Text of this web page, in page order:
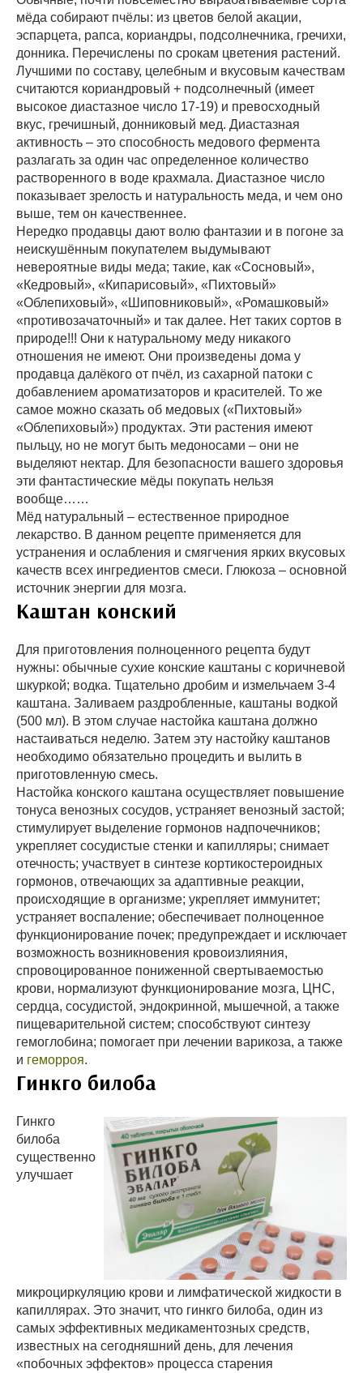
мёда собирают пчёлы: из цветов белой акации,
эспарцета, рапса, кориандры, подсолнечника, гречихи,
донника. Перечислены по срокам цветения растений.
Лучшими по составу, целебным и вкусовым качествам
считаются кориандровый + подсолнечный (имеет
высокое диастазное число 17-19) и превосходный
вкус, гречишный, донниковый мед. Диастазная
активность – это способность медового фермента
разлагать за один час определенное количество
растворенного в воде крахмала. Диастазное число
показывает зрелость и натуральность меда, и чем оно
выше, тем он качественнее.
Нередко продавцы дают волю фантазии и в погоне за
неискушённым покупателем выдумывают
невероятные виды меда; такие, как «Сосновый»,
«Кедровый», «Кипарисовый», «Пихтовый»
«Облепиховый», «Шиповниковый», «Ромашковый»
«противозачаточный» и так далее. Нет таких сортов в
природе!!! Они к натуральному меду никакого
отношения не имеют. Они произведены дома у
продавца далёкого от пчёл, из сахарной патоки с
добавлением ароматизаторов и красителей. То же
самое можно сказать об медовых («Пихтовый»
«Облепиховый») продуктах. Эти растения имеют
пыльцу, но не могут быть медоносами – они не
выделяют нектар. Для безопасности вашего здоровья
эти фантастические мёды покупать нельзя
вообще……
Мёд натуральный – естественное природное
лекарство. В данном рецепте применяется для
устранения и ослабления и смягчения ярких вкусовых
качеств всех ингредиентов смеси. Глюкоза – основной
источник энергии для мозга.
Каштан конский
Для приготовления полноценного рецепта будут
нужны: обычные сухие конские каштаны с коричневой
шкуркой; водка. Тщательно дробим и измельчаем 3-4
каштана. Заливаем раздробленные, каштаны водкой
(500 мл). В этом случае настойка каштана должно
настаиваться неделю. Затем эту настойку каштанов
необходимо обязательно процедить и вылить в
приготовленную смесь.
Настойка конского каштана осуществляет повышение
тонуса венозных сосудов, устраняет венозный застой;
стимулирует выделение гормонов надпочечников;
укрепляет сосудистые стенки и капилляры; снимает
отечность; участвует в синтезе кортикостероидных
гормонов, отвечающих за адаптивные реакции,
происходящие в организме; укрепляет иммунитет;
устраняет воспаление; обеспечивает полноценное
функционирование почек; предупреждает и исключает
возможность возникновения кровоизлияния,
спровоцированное пониженной свертываемостью
крови, нормализуют функционирование мозга, ЦНС,
сердца, сосудистой, эндокринной, мышечной, а также
пищеварительной систем; способствуют синтезу
гемоглобина; помогает при лечении варикоза, а также
и геморроя.
Гинкго билоба
Гинкго
билоба
существенно
улучшает
микроциркуляцию крови и лимфатической жидкости в
капиллярах. Это значит, что гинкго билоба, один из
самых эффективных медикаментозных средств,
известных на сегодняшний день, для лечения
«побочных эффектов» процесса старения